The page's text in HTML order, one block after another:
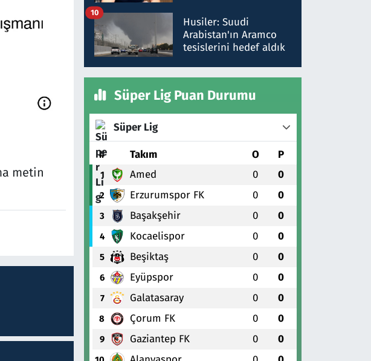
metin
talimat verdi, ben
gönderdim
Husiler: Suudi
Arabistan'ın Aramco
tesislerini hedef aldık
10
Süper Lig Puan Durumu
Süper Lig
# Takım O P
1 Amed 0 0
2 Erzurumspor FK 0 0
3 Başakşehir 0 0
4 Kocaelispor 0 0
5 Beşiktaş 0 0
6 Eyüpspor 0 0
7 Galatasaray 0 0
8 Çorum FK 0 0
9 Gaziantep FK 0 0